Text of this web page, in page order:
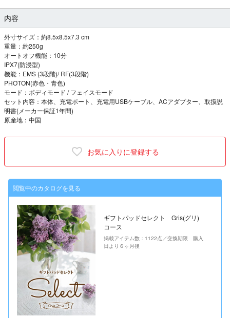
内容
外寸サイズ：約8.5x8.5x7.3 cm
重量：約250g
オートオフ機能：10分
IPX7(防浸型)
機能：EMS (3段階)/ RF(3段階)
PHOTON(赤色・青色)
モード：ボディモード / フェイスモード
セット内容：本体、充電ポート、充電用USBケーブル、ACアダプター、取扱説
明書(メーカー保証1年間)
原産地：中国
お気に入りに登録する
閲覧中のカタログを見る
ギフトパッドセレクト Gris(グリ)
コース
掲載アイテム数：1122点／交換期限 購入
日より６ヶ月後